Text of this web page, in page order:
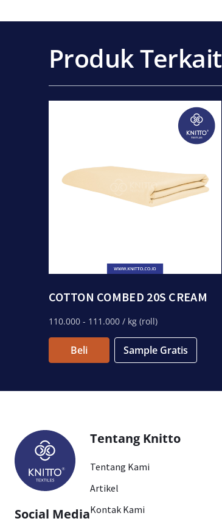
Produk Terkait
COTTON COMBED 20S CREAM
110.000 - 111.000 / kg (roll)
Beli Sample Gratis
Social Media
Tentang Knitto
Tentang Kami
Artikel
Kontak Kami